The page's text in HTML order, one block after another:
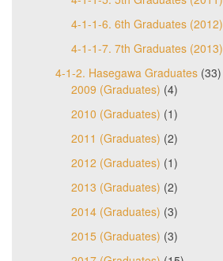
4-1-1-6. 6th Graduates (2012)
4-1-1-7. 7th Graduates (2013)
4-1-2. Hasegawa Graduates (33)
2009 (Graduates) (4)
2010 (Graduates) (1)
2011 (Graduates) (2)
2012 (Graduates) (1)
2013 (Graduates) (2)
2014 (Graduates) (3)
2015 (Graduates) (3)